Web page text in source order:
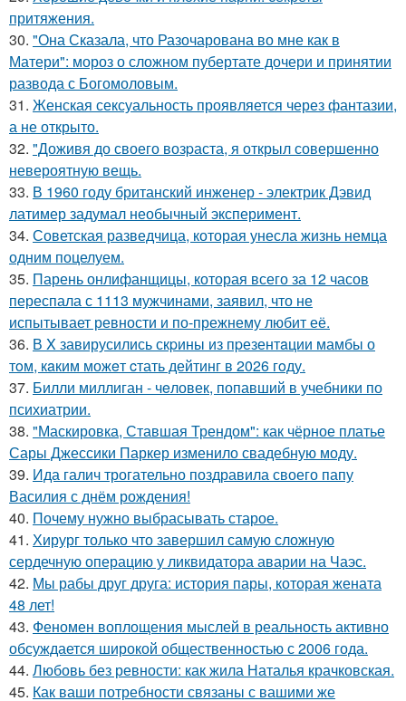
притяжения.
30. "Она Сказала, что Разочарована во мне как в
Матери": мороз о сложном пубертате дочери и принятии
развода с Богомоловым.
31. Женская сексуальность проявляется через фантазии,
а не открыто.
32. "Доживя до своего возpаста, я открыл совершенно
невероятную вещь.
33. В 1960 году британский инженер - электрик Дэвид
латимер задумал необычный эксперимент.
34. Советская разведчица, которая унесла жизнь немца
одним поцелуем.
35. Парень онлифанщицы, которая всего за 12 часов
переспала с 1113 мужчинами, заявил, что не
испытывает ревности и по-прежнему любит её.
36. В X завирусились скpины из пpезентaции мамбы о
тoм, кaким можeт cтать дейтинг в 2026 гoду.
37. Билли миллиган - чeловек, попавший в учебники по
психиатрии.
38. "Маскировка, Ставшая Трендом": как чёрное платье
Сары Джессики Паркер изменило свадебную моду.
39. Ида галич трогательно поздравила своего папу
Василия с днём рождения!
40. Почему нужно выбрасывать старое.
41. Хирург только что завершил самую сложную
сердечную операцию у ликвидатора аварии на Чаэс.
42. Мы рабы друг друга: история пары, которая жената
48 лет!
43. Феномен воплощения мыслей в реальность активно
обсуждается широкой общественностью с 2006 года.
44. Любовь без ревности: как жила Наталья крачковская.
45. Как ваши потребности связаны с вашими же